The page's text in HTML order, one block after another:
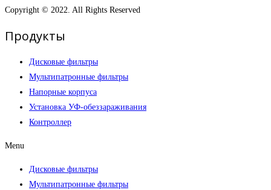
Copyright © 2022. All Rights Reserved
Продукты
Дисковые фильтры
Мультипатронные фильтры
Напорные корпуса
Установка УФ-обеззараживания
Контроллер
Menu
Дисковые фильтры
Мультипатронные фильтры